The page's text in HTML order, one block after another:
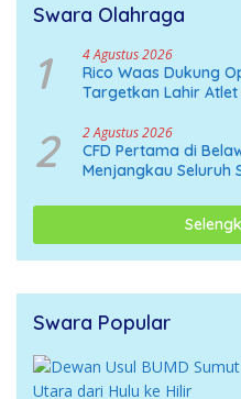
Swara Olahraga
1 4 Agustus 2026
Rico Waas Dukung
Targetkan Lahir
2 2 Agustus 2026
CFD Pertama di
Menjangkau Seluruh
Swara Popular